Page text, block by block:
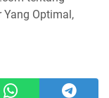
Yang Optimal,